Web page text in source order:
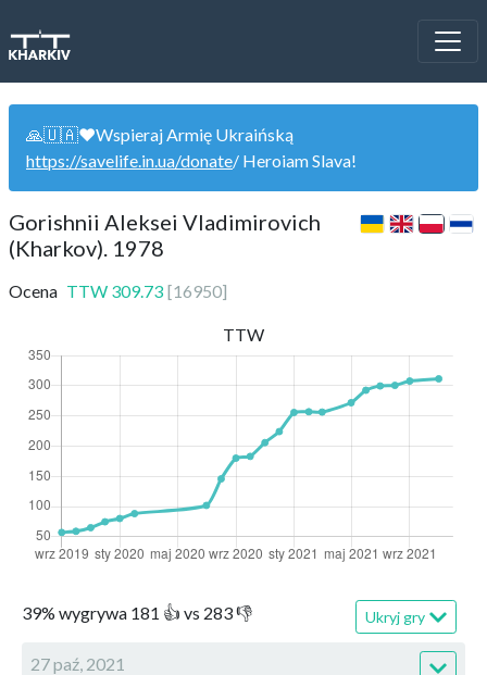
🙏🇺🇦❤️Wspieraj Armię Ukraińską
https://savelife.in.ua/donate/ Heroiam Slava!
Gorishnii Aleksei Vladimirovich
(Kharkov). 1978
Ocena TTW 309.73 [16950]
39% wygrywa 181 👍 vs 283👎 Ukryj gry
27 paź, 2021
TTW